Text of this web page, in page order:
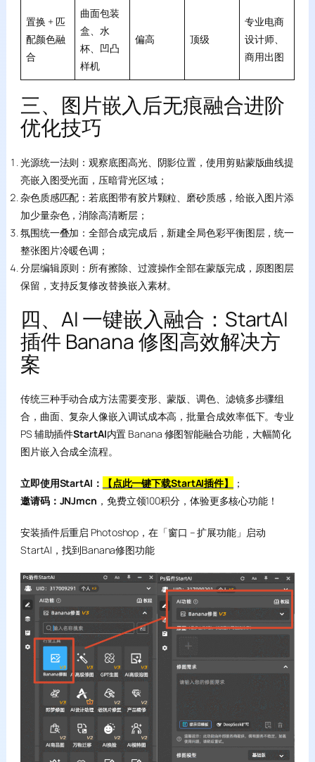
置换 + 匹
配颜色融
合
曲面包装
盒、水
杯、凹凸
样机
偏高 顶级
专业电商
设计师、
商用出图
三、图片嵌入后无痕融合进阶
优化技巧
光源统一法则：观察底图高光、阴影位置，使用剪贴蒙版曲线提
亮嵌入图受光面，压暗背光区域；
杂色质感匹配：若底图带有胶片颗粒、磨砂质感，给嵌入图片添
加少量杂色，消除高清断层；
氛围统一叠加：全部合成完成后，新建全局色彩平衡图层，统一
整张图片冷暖色调；
分层编辑原则：所有擦除、过渡操作全部在蒙版完成，原图图层
保留，支持反复修改替换嵌入素材。
四、AI 一键嵌入融合：StartAI
插件 Banana 修图高效解决方
案
传统三种手动合成方法需要变形、蒙版、调色、滤镜多步骤组
合，曲面、复杂人像嵌入调试成本高，批量合成效率低下。专业
PS 辅助插件StartAI内置 Banana 修图智能融合功能，大幅简化
图片嵌入合成全流程。
立即使用StartAI： 【点此一键下载StartAI插件】
；
邀请码：JNJmcn ，免费立领100积分，体验更多核心功能！
安装插件后重启 Photoshop，在「窗口 – 扩展功能」启动
StartAI，找到Banana修图功能